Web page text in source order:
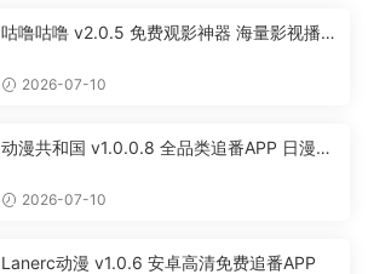
咕噜咕噜 v2.0.5 免费观影神器 海量影视播放
2026-07-10
动漫共和国 v1.0.0.8 全品类追番APP 日漫国
2026-07-10
Lanerc动漫 v1.0.6 安卓高清免费追番APP